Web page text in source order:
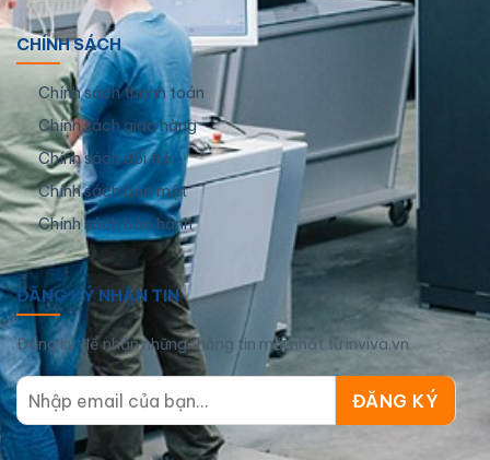
CHÍNH SÁCH
Chính sách thanh toán
Chính sách giao hàng
Chính sách đổi trả
Chính sách bảo mật
Chính sách bảo hành
ĐĂNG KÝ NHẬN TIN
Đăng ký để nhận những thông tin mới nhất từ inviva.vn